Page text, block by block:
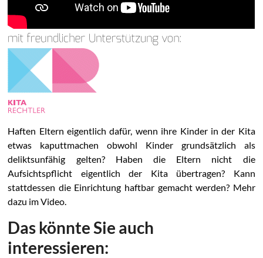
Haften Eltern eigentlich dafür, wenn ihre Kinder in der Kita
etwas kaputtmachen obwohl Kinder grundsätzlich als
deliktsunfähig gelten? Haben die Eltern nicht die
Aufsichtspflicht eigentlich der Kita übertragen? Kann
stattdessen die Einrichtung haftbar gemacht werden? Mehr
dazu im Video.
Das könnte Sie auch
interessieren: